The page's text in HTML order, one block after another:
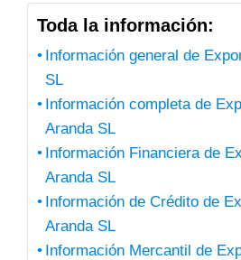
Toda la información:
Información general de
SL
Información completa de
Aranda SL
Información Financiera de
Aranda SL
Información de Crédito de
Aranda SL
Información Mercantil de